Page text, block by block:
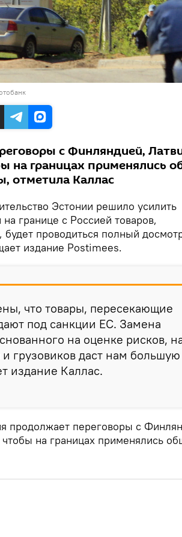
с Финляндией,
на границах применялись
отметила Каллас
Эстонии решило усилить
границе с Россией товаров,
проводиться полный
издание Postimees.
что товары, пересекающие
под санкции ЕС. Замена
на оценке рисков,
грузовиков даст нам большую
издание Каллас.
продолжает переговоры с
на границах применялись